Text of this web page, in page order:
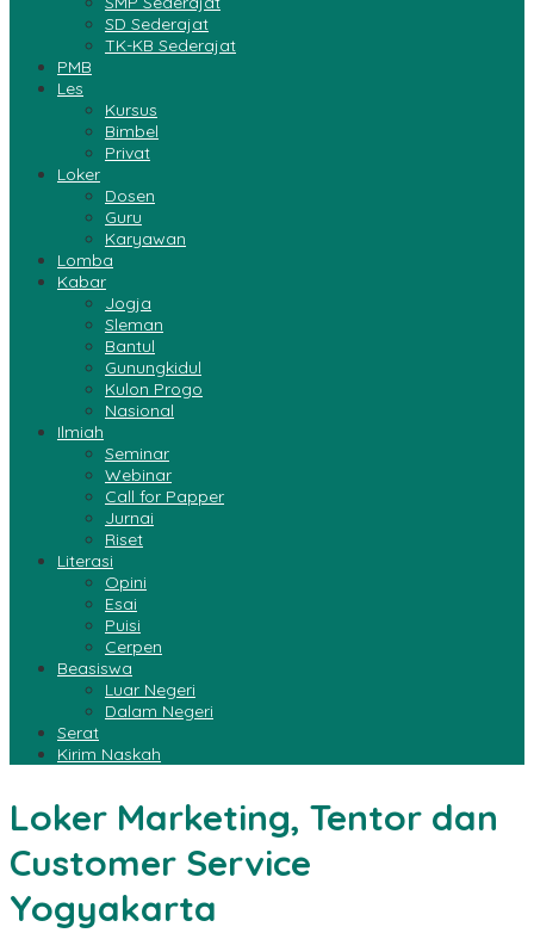
SD Sederajat
TK-KB Sederajat
PMB
Les
Kursus
Bimbel
Privat
Loker
Dosen
Guru
Karyawan
Lomba
Kabar
Jogja
Sleman
Bantul
Gunungkidul
Kulon Progo
Nasional
Ilmiah
Seminar
Webinar
Call for Papper
Jurnai
Riset
Literasi
Opini
Esai
Puisi
Cerpen
Beasiswa
Luar Negeri
Dalam Negeri
Serat
Kirim Naskah
Loker Marketing, Tentor dan
Customer Service
Yogyakarta